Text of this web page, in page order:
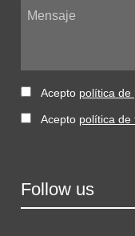
Mensaje
Acepto política de
Acepto política de
Follow us